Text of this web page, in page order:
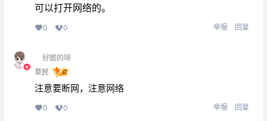
可以打开网络的。
0 0 举报 回复
好酷的呀
草民
注意要断网，注意网络
0 0 举报 回复